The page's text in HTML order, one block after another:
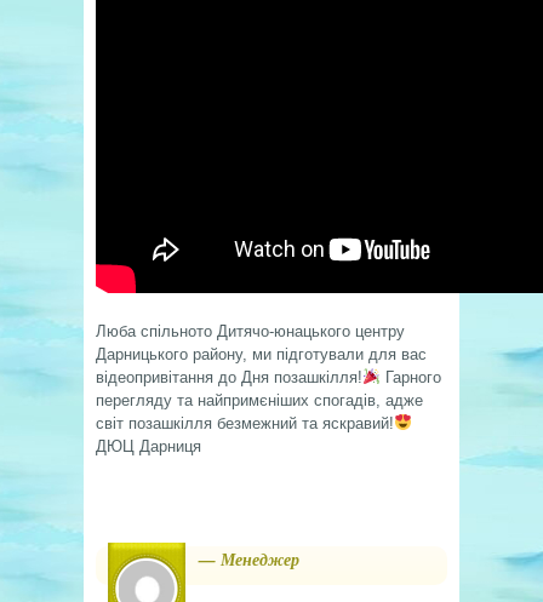
Люба спільното Дитячо-юнацького центру
Дарницького району, ми підготували для вас
відеопривітання до Дня позашкілля!
Гарного
перегляду та найпримєніших спогадів, адже
світ позашкілля безмежний та яскравий!
ДЮЦ Дарниця
— Менеджер